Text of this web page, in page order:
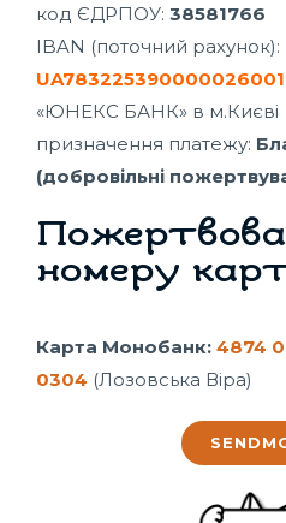
код ЄДРПОУ: 38581766
IBAN (поточний рахунок):
«ЮНЕКС БАНК» в м.Києві
призначення платежу:
(добровільні
номеру
Карта Монобанк: 4874
0304 (Лозовська Віра)